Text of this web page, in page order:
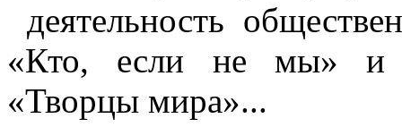
деятельность
«Кто, если не мы» и
«Творцы мира»...